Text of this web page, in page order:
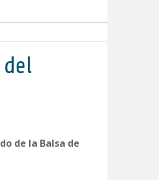
de la Balsa de